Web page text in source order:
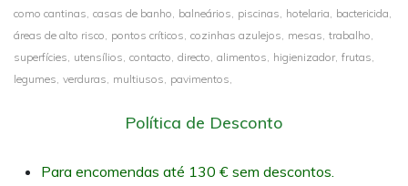
como cantinas, casas de banho, balneários, piscinas, hotelaria, bactericida,
áreas de alto risco, pontos críticos, cozinhas azulejos, mesas, trabalho,
superfícies, utensílios, contacto, directo, alimentos, higienizador, frutas,
legumes, verduras, multiusos, pavimentos,
Política de Desconto
Para encomendas até 130 € sem descontos.